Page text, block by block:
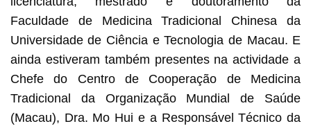
Faculdade de Medicina Tradicional Chinesa da
Universidade de Ciência e Tecnologia de Macau. E
ainda estiveram também presentes na actividade a
Chefe do Centro de Cooperação de Medicina
Tradicional da Organização Mundial de Saúde
(Macau), Dra. Mo Hui e a Responsável Técnico da